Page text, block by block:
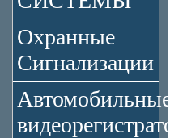
Охранные
Сигнализации
Автомобильные